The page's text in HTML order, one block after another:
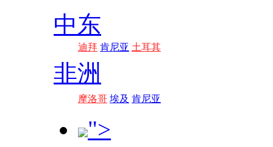
中东
迪拜 肯尼亚 土耳其
非洲
摩洛哥 埃及 肯尼亚
">